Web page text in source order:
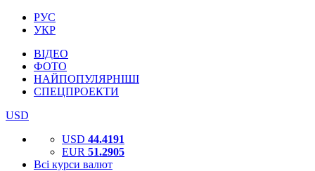
РУС
УКР
ВІДЕО
ФОТО
НАЙПОПУЛЯРНІШІ
СПЕЦПРОЕКТИ
USD
USD 44.4191
EUR 51.2905
Всі курси валют